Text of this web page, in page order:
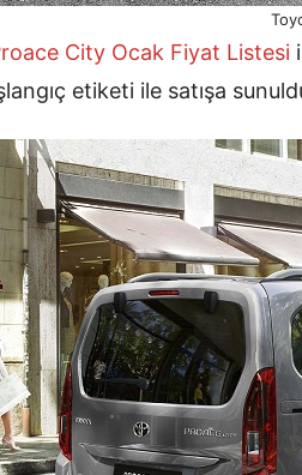
City Ocak Fiyat Listesi
etiketi ile satışa